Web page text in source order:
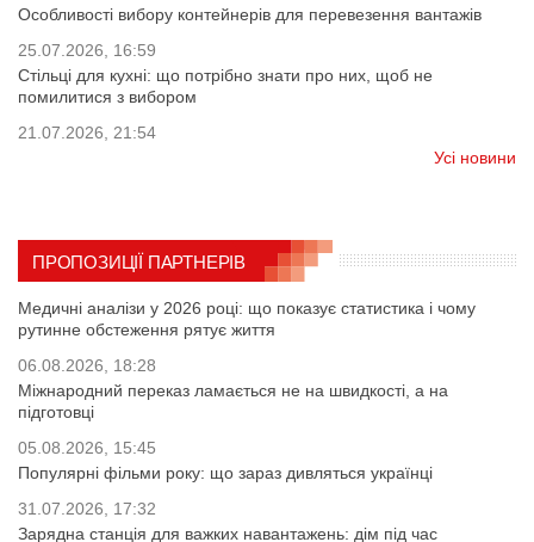
Особливості вибору контейнерів для перевезення вантажів
25.07.2026, 16:59
Стільці для кухні: що потрібно знати про них, щоб не
помилитися з вибором
21.07.2026, 21:54
Усі новини
ПРОПОЗИЦІЇ ПАРТНЕРІВ
Медичні аналізи у 2026 році: що показує статистика і чому
рутинне обстеження рятує життя
06.08.2026, 18:28
Міжнародний переказ ламається не на швидкості, а на
підготовці
05.08.2026, 15:45
Популярні фільми року: що зараз дивляться українці
31.07.2026, 17:32
Зарядна станція для важких навантажень: дім під час